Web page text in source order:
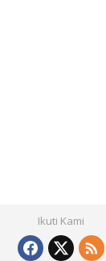
Ikuti Kami